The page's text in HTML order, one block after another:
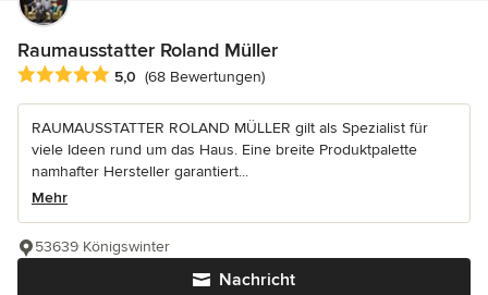
Raumausstatter Roland Müller
Durchschnittliche Bewertung: 5 von 5 Sternen
5,0 (68 Bewertungen)
RAUMAUSSTATTER ROLAND MÜLLER gilt als Spezialist für
viele Ideen rund um das Haus. Eine breite Produktpalette
namhafter Hersteller garantiert...
Mehr
Nachricht
53639 Königswinter